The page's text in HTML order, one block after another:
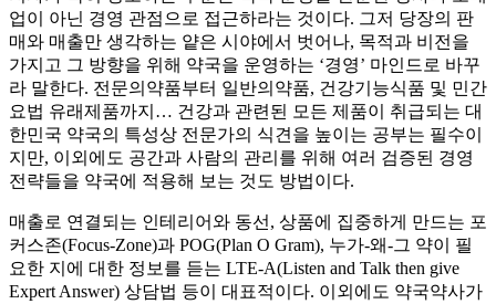
업이 아닌 경영 관점으로 접근하라는 것이다. 그저 당장의 판
매와 매출만 생각하는 얕은 시야에서 벗어나, 목적과 비전을
가지고 그 방향을 위해 약국을 운영하는 ‘경영’ 마인드로 바꾸
라 말한다. 전문의약품부터 일반의약품, 건강기능식품 및 민간
요법 유래제품까지… 건강과 관련된 모든 제품이 취급되는 대
한민국 약국의 특성상 전문가의 식견을 높이는 공부는 필수이
지만, 이외에도 공간과 사람의 관리를 위해 여러 검증된 경영
전략들을 약국에 적용해 보는 것도 방법이다.
매출로 연결되는 인테리어와 동선, 상품에 집중하게 만드는 포
커스존(Focus-Zone)과 POG(Plan O Gram), 누가-왜-그 약이 필
요한 지에 대한 정보를 듣는 LTE-A(Listen and Talk then give
Expert Answer) 상담법 등이 대표적이다. 이외에도 약국약사가